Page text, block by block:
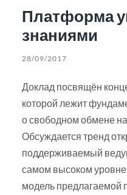
Платформа
знаниями
28/09/2017
Доклад посвящён
которой лежит
о свободном обмене
Обсуждается тренд
поддерживаемый
самом высоком
модель